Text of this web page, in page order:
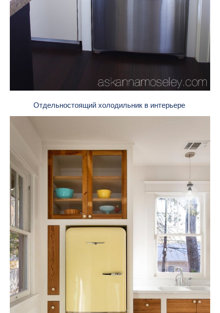
Отдельностоящий холодильник в интерьере